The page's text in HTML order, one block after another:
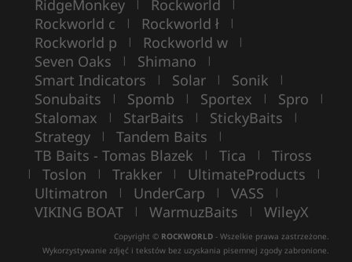
RidgeMonkey | Rockworld |
Rockworld c | Rockworld ł |
Rockworld p | Rockworld w |
Seven Oaks | Shimano |
Smart Indicators | Solar | Sonik |
Sonubaits | Spomb | Sportex | Spro |
Stalomax | StarBaits | StickyBaits |
Strategy | Tandem Baits |
TB Baits - Tomas Blazek | Tica | Tiross
| Toslon | Trakker | UltimateProducts |
Ultimatron | UnderCarp | VASS |
VIKING BOAT | WarmuzBaits | WileyX
Copyright © ROCKWORLD - Wszelkie prawa zastrzeżone.
Wykorzystywanie zdjęć i tekstów bez uzyskania pisemnej zgody zabronione.